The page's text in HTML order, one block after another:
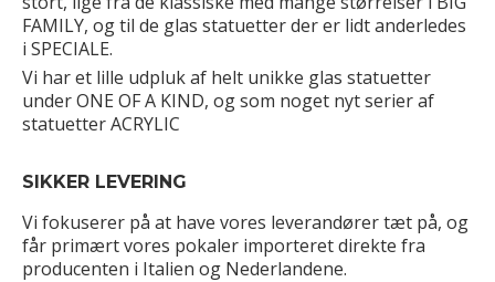
FAMILY, og til de glas statuetter der er lidt anderledes
i SPECIALE.
Vi har et lille udpluk af helt unikke glas statuetter
under ONE OF A KIND, og som noget nyt serier af
statuetter ACRYLIC
SIKKER LEVERING
Vi fokuserer på at have vores leverandører tæt på, og
får primært vores pokaler importeret direkte fra
producenten i Italien og Nederlandene.